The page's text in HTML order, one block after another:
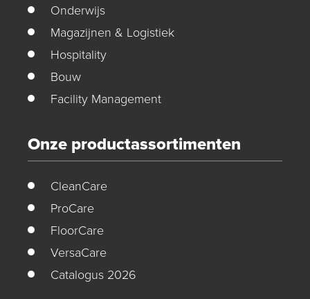
Onderwijs
Magazijnen & Logistiek
Hospitality
Bouw
Facility Management
Onze productassortimenten
CleanCare
ProCare
FloorCare
VersaCare
Catalogus 2026